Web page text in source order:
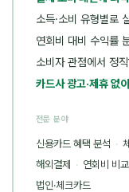
소득·소비 유형별로
연회비 대비 수익률
소비자 관점에서 정
카드사 광고·제휴 없
전문 분야
신용카드 혜택 분석 ·
해외결제 · 연회비 비교
법인·체크카드